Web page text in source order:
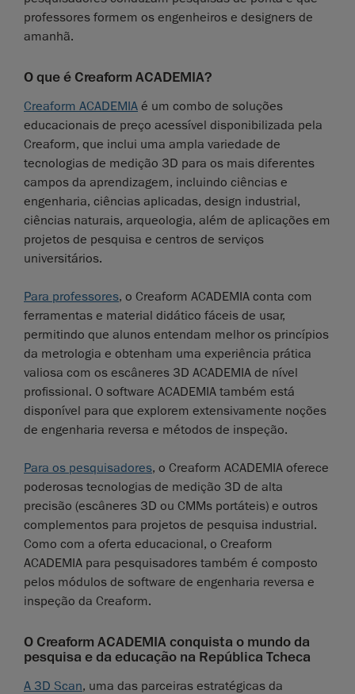
professores formem os engenheiros e designers de
amanhã.
O que é Creaform ACADEMIA?
Creaform ACADEMIA é um combo de soluções
educacionais de preço acessível disponibilizada pela
Creaform, que inclui uma ampla variedade de
tecnologias de medição 3D para os mais diferentes
campos da aprendizagem, incluindo ciências e
engenharia, ciências aplicadas, design industrial,
ciências naturais, arqueologia, além de aplicações em
projetos de pesquisa e centros de serviços
universitários.
Para professores, o Creaform ACADEMIA conta com
ferramentas e material didático fáceis de usar,
permitindo que alunos entendam melhor os princípios
da metrologia e obtenham uma experiência prática
valiosa com os escâneres 3D ACADEMIA de nível
profissional. O software ACADEMIA também está
disponível para que explorem extensivamente noções
de engenharia reversa e métodos de inspeção.
Para os pesquisadores, o Creaform ACADEMIA oferece
poderosas tecnologias de medição 3D de alta
precisão (escâneres 3D ou CMMs portáteis) e outros
complementos para projetos de pesquisa industrial.
Como com a oferta educacional, o Creaform
ACADEMIA para pesquisadores também é composto
pelos módulos de software de engenharia reversa e
inspeção da Creaform.
O Creaform ACADEMIA conquista o mundo da
pesquisa e da educação na República Tcheca
A 3D Scan, uma das parceiras estratégicas da